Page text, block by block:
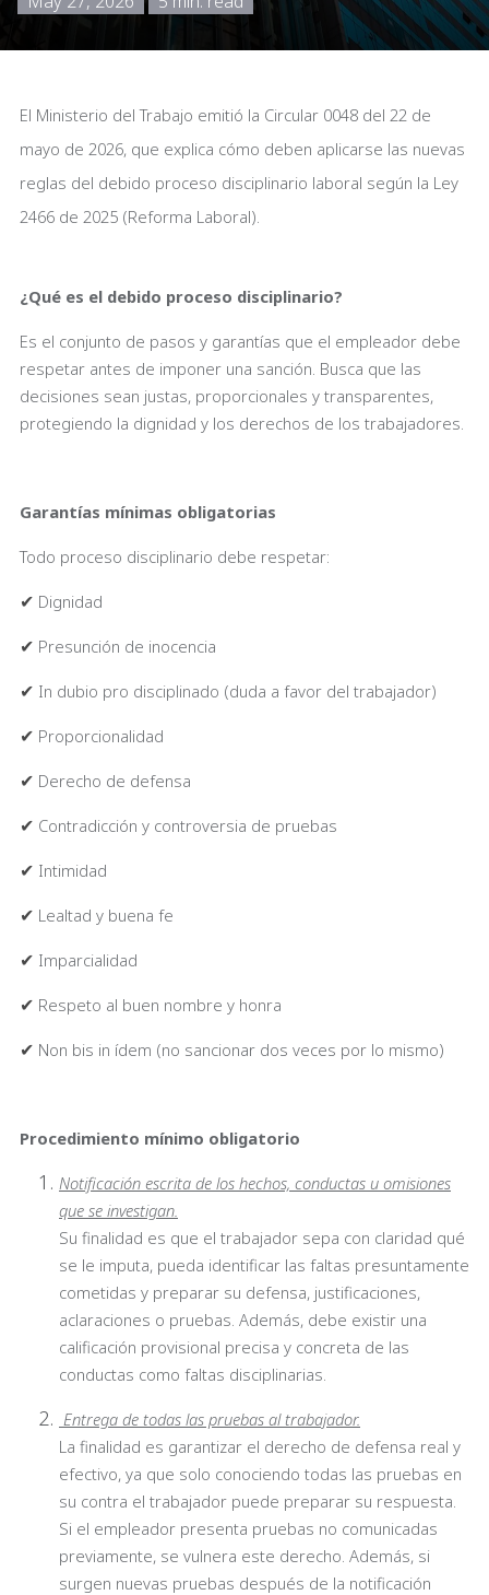
El Ministerio del Trabajo emitió la Circular 0048 del 22 de
mayo de 2026, que explica cómo deben aplicarse las nuevas
reglas del debido proceso disciplinario laboral según la Ley
2466 de 2025 (Reforma Laboral).
¿Qué es el debido proceso disciplinario?
Es el conjunto de pasos y garantías que el empleador debe
respetar antes de imponer una sanción. Busca que las
decisiones sean justas, proporcionales y transparentes,
protegiendo la dignidad y los derechos de los trabajadores.
Garantías mínimas obligatorias
Todo proceso disciplinario debe respetar:
✔ Dignidad
✔ Presunción de inocencia
✔ In dubio pro disciplinado (duda a favor del trabajador)
✔ Proporcionalidad
✔ Derecho de defensa
✔ Contradicción y controversia de pruebas
✔ Intimidad
✔ Lealtad y buena fe
✔ Imparcialidad
✔ Respeto al buen nombre y honra
✔ Non bis in ídem (no sancionar dos veces por lo mismo)
Procedimiento mínimo obligatorio
Notificación escrita de los hechos, conductas u omisiones
que se investigan.
Su finalidad es que el trabajador sepa con claridad qué
se le imputa, pueda identificar las faltas presuntamente
cometidas y preparar su defensa, justificaciones,
aclaraciones o pruebas. Además, debe existir una
calificación provisional precisa y concreta de las
conductas como faltas disciplinarias.
Entrega de todas las pruebas al trabajador.
La finalidad es garantizar el derecho de defensa real y
efectivo, ya que solo conociendo todas las pruebas en
su contra el trabajador puede preparar su respuesta.
Si el empleador presenta pruebas no comunicadas
previamente, se vulnera este derecho. Además, si
surgen nuevas pruebas después de la notificación